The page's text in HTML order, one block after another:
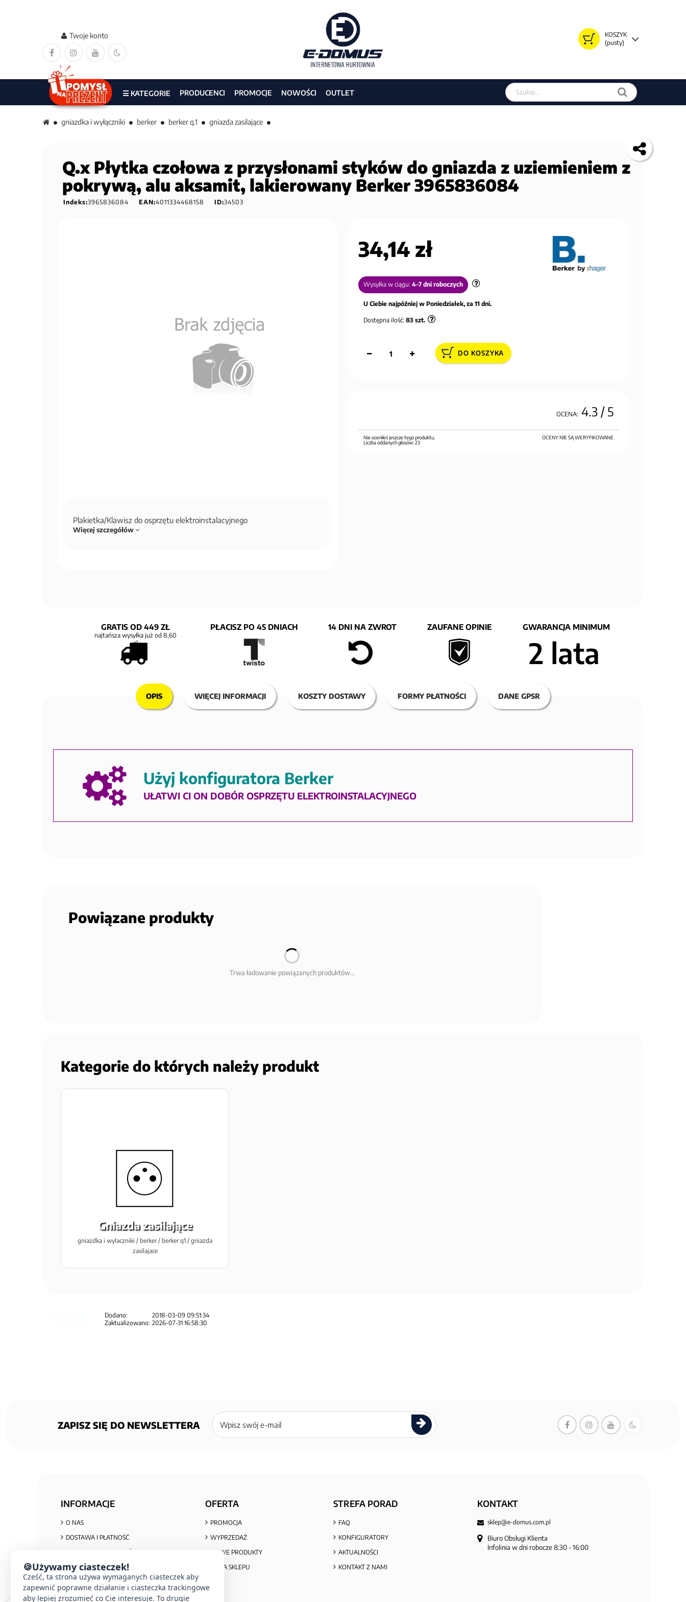
KOSZYK
(pusty)
Twoje konto
Szukaj w sklepie
☰ KATEGORIE PRODUCENCI PROMOCJE NOWOŚCI OUTLET
gniazdka i wyłączniki berker berker q.1 gniazda zasilające
Q.x Płytka czołowa z przysłonami styków do gniazda z uziemieniem z
pokrywą, alu aksamit, lakierowany Berker 3965836084
Indeks:3965836084 EAN:4011334468158 ID:34503
Plakietka/Klawisz do osprzętu elektroinstalacyjnego
Więcej szczegółów
34,14 zł
Wysyłka w ciągu: 4-7 dni roboczych
U Ciebie najpóźniej w Poniedziałek, za 11 dni.
Dostępna ilość: 83 szt.
DO KOSZYKA
OCENA: 4.3/ 5
OCENY NIE SĄ WERYFIKOWANE
Nie oceniłeś jeszcze tego produktu.
Liczba oddanych głosów:23
GRATIS OD 449 ZŁ
najtańsza wysyłka już od 8,60
zł
PŁACISZ PO 45 DNIACH 14 DNI NA ZWROT ZAUFANE OPINIE GWARANCJA MINIMUM
2 lata
OPIS WIĘCEJ INFORMACJI KOSZTY DOSTAWY FORMY PŁATNOŚCI DANE GPSR
Użyj konfiguratora Berker
UŁATWI CI ON DOBÓR OSPRZĘTU ELEKTROINSTALACYJNEGO
Powiązane produkty
Trwa ładowanie powiązanych produktów...
Kategorie do których należy produkt
Gniazda zasilające
gniazdka i wylaczniki / berker / berker q1 / gniazda
zasilajace
Dodano:
2018-03-09 09:51:34
Zaktualizowano: 2026-07-31 16:58:30
ZAPISZ SIĘ DO NEWSLETTERA
Zapisz
się
newslettera
INFORMACJE
O NAS
DOSTAWA I PŁATNOŚĆ
REGULAMIN ZAKUPÓW
REKLAMACJE I ZWROTY
INFORMACJA O ZUŻYTYM SPRZĘCIE
OFERTA
PROMOCJA
WYPRZEDAŻ
NOWE PRODUKTY
MAPA SKLEPU
STREFA PORAD
FAQ
KONFIGURATORY
AKTUALNOŚCI
KONTAKT Z NAMI
KONTAKT
sklep@e-domus.com.pl
Biuro Obsługi Klienta
Infolinia w dni robocze 8:30 - 16:00
🍪Używamy ciasteczek!
Cześć, ta strona używa wymaganych ciasteczek aby
zapewnić poprawne działanie i ciasteczka trackingowe
aby lepiej zrozumieć co Cie interesuje. To drugie